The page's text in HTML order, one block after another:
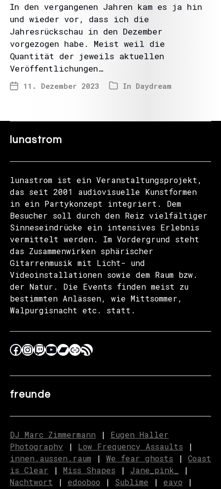
In den vergangenen Jahren kam es ja hin
und wieder vor, dass ich die
Jahresrückschau in den Dezember
vorgezogen habe. Meist weil die
Quantität der jeweils aktuellen
Veröffentlichungen…
11. Dezember 2023 In Daydream
lunastrom
lunastrom ist ein Veranstaltungsprojekt,
das seit 2001 audiovisuelle Kunstformen
in ein Partykonzept integriert. Dem
Besucher soll durch den Reiz vielfältiger
Sinneseindrücke ein intensives Erlebnis
vermittelt werden. Im Vordergrund steht
das Zusammenwirken sphärischer
Gitarrenmusik mit Licht- und
Videoinstallationen sowie dem Raum bzw.
der Natur. Die Events finden meist zu
bestimmten Anlässen, wie Mittsommer,
Walpurgisnacht etc. statt.
freunde
DJ Marc Zimmermann | Eugen Haller
Photography | Low Frequency Assaults |
innen.aussen.raum | We fear ghosts | Coast
is Clear | Miss Shapes | Jane_pink_
|
Nachtwort | edooboo | Sublime | eavo |